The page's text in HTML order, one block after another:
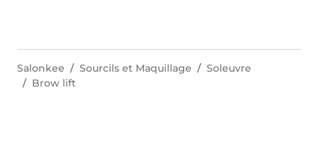
Salonkee Sourcils et Maquillage
Soleuvre
Brow lift